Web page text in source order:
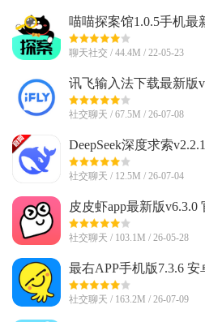
喵喵探案馆1.0.5手机最
聊天社交 / 44.4M / 22-05-23
讯飞输入法下载最新版
社交聊天 / 67.5M / 26-07-08
DeepSeek深度求索
社交聊天 / 12.5M / 26-07-04
皮皮虾app最新版v6.3.0
端
社交聊天 / 103.1M / 26-05-28
最右APP手机版7.3.6 安
社交聊天 / 163.2M / 26-07-09